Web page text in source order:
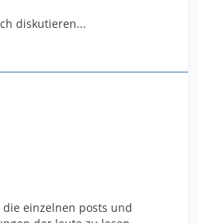
diskutieren...
einzelnen posts und